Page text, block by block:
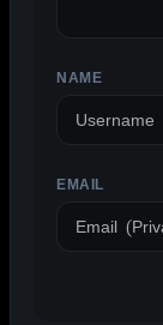
NAME
EMAIL